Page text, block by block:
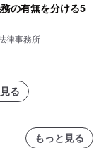
の有無を分ける5
律事務所
る
もっと見る